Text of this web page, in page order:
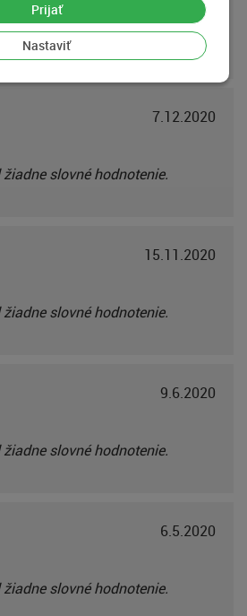
Prijať
Nastaviť
žiadne slovné hodnotenie.
7.12.2020
slovné hodnotenie.
15.11.2020
slovné hodnotenie.
9.6.2020
slovné hodnotenie.
6.5.2020
slovné hodnotenie.